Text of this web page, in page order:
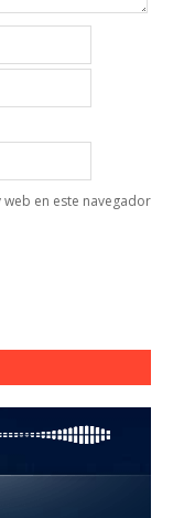
en este navegador